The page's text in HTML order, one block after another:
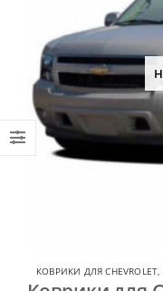
КОВРИКИ ДЛЯ CHEVROLET